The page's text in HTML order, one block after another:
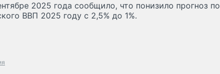
2025 года сообщило, что понизило прогноз по
ВВП 2025 году с 2,5% до 1%.